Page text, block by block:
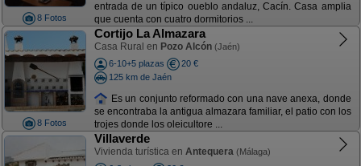
8 Fotos
entrada de un típico oueblo andaluz, Cacín. Casa amplia
que cuenta con cuatro dormitorios ...
8 Fotos
Cortijo La Almazara
Casa Rural en Pozo Alcón (Jaén)
6-10+5 plazas
20 €
125 km de Jaén
Es un conjunto reformado con una nave anexa, donde
se encontraba la antigua almazara familiar, el patio con los
trojes donde los oleicultore ...
Villaverde
Vivienda turística en Antequera (Málaga)